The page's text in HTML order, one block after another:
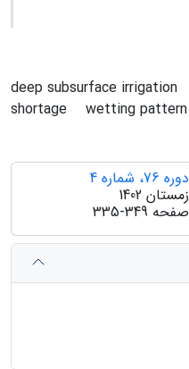
deep subsurface irrigation
shortage
wetting pattern
دوره 76، شماره 4
زمستان 1402
صفحه 335-349